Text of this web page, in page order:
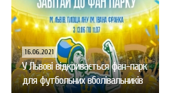
16.06.2021
У Львові відкривається фан-парк
для футбольних вболівальників